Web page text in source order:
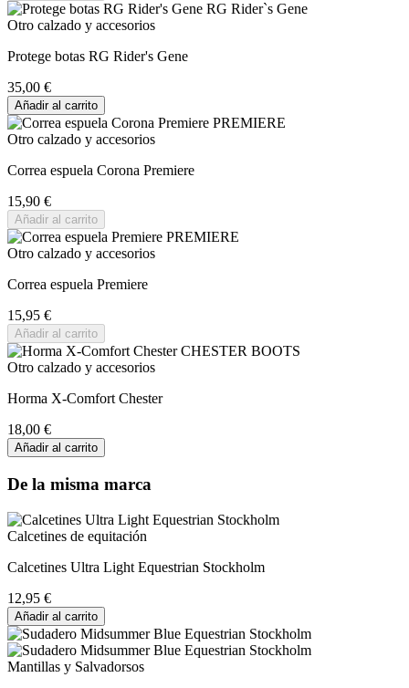
Otro calzado y accesorios
Protege botas RG Rider's Gene
35,00 €
Añadir al carrito
Otro calzado y accesorios
Correa espuela Corona Premiere
15,90 €
Añadir al carrito
Otro calzado y accesorios
Correa espuela Premiere
15,95 €
Añadir al carrito
Otro calzado y accesorios
Horma X-Comfort Chester
18,00 €
Añadir al carrito
De la misma marca
Calcetines de equitación
Calcetines Ultra Light Equestrian Stockholm
12,95 €
Añadir al carrito
Mantillas y Salvadorsos